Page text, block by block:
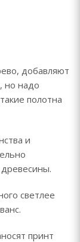
добавляют
но надо
полотна
и
светлее
принт